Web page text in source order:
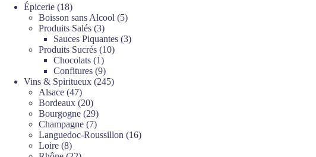
Épicerie 1818
produits
Boisson sans Alcool 55
Produits Salés 33
produits
Sauces Piquantes 33
Produits Sucrés 1010
Chocolats 11
produit
Confitures 99
produits
Vins & Spiritueux 245245
Alsace 4747
produits
Bordeaux 2020
produits
Bourgogne 2929
produits
Champagne 77
produits
Languedoc-Roussillon 1616
Loire 88